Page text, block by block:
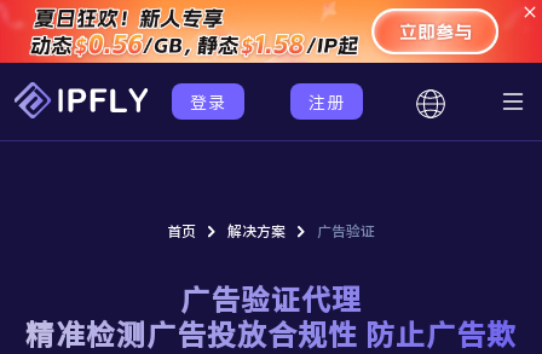
登录 注册
首页 解决方案 广告验证
广告验证代理
精准检测广告投放合规性 防止广告欺